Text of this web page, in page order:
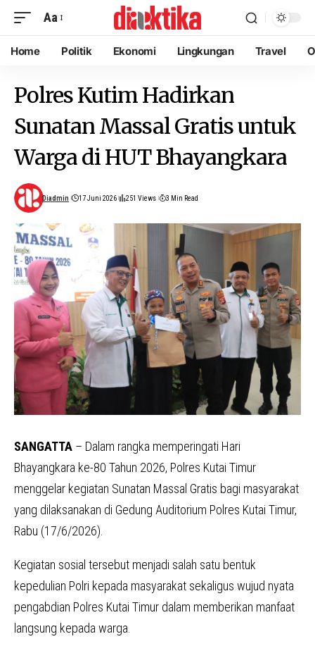
Aa
Home Politik Ekonomi Lingkungan Travel
Polres Kutim Hadirkan
Sunatan Massal Gratis untuk
Warga di HUT Bhayangkara
Diadmin 17 Juni 2026 251 Views 3 Min Read
SANGATTA – Dalam rangka memperingati Hari
Bhayangkara ke-80 Tahun 2026, Polres Kutai Timur
menggelar kegiatan Sunatan Massal Gratis bagi masyarakat
yang dilaksanakan di Gedung Auditorium Polres Kutai Timur,
Rabu (17/6/2026).
Kegiatan sosial tersebut menjadi salah satu bentuk
kepedulian Polri kepada masyarakat sekaligus wujud nyata
pengabdian Polres Kutai Timur dalam memberikan manfaat
langsung kepada warga.